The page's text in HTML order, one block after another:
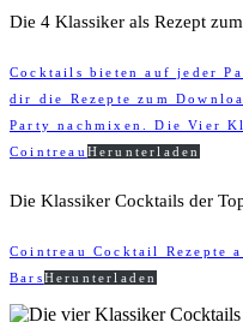
Die 4 Klassiker als Rezept
Cocktails bieten auf jeder
dir die Rezepte zum
Party nachmixen. Die Vier
Cointreau Herunterladen
Die Klassiker Cocktails der
Cointreau Cocktail Rezepte
BarsHerunterladen